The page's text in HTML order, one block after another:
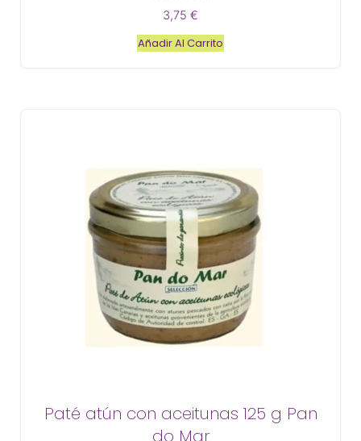
e
5
3,75 €
Añadir Al Carrito
Paté atún con aceitunas 125 g Pan
do Mar